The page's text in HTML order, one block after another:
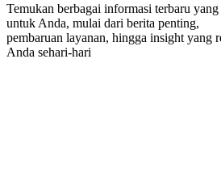
Temukan berbagai informasi terbaru
untuk Anda, mulai dari berita penting,
pembaruan layanan, hingga insight yang
Anda sehari-hari